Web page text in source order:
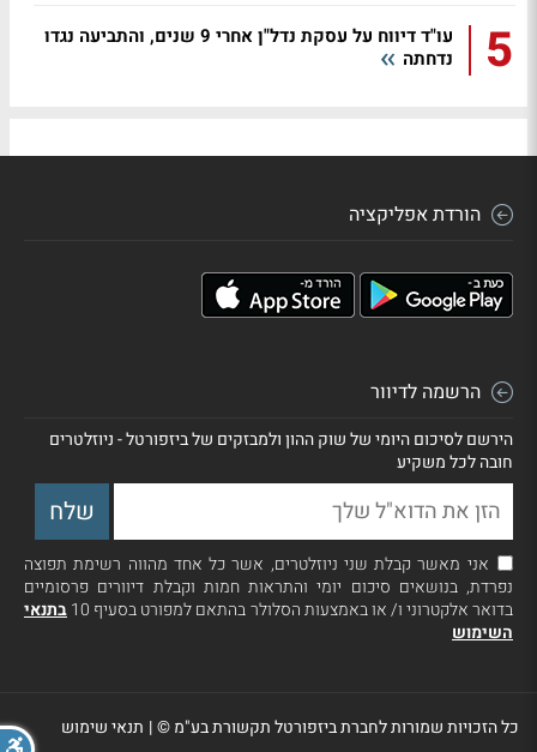
5
עו"ד דיווח על עסקת נדל"ן אחרי 9 שנים, והתביעה נגדו
נדחתה
הורדת אפליקציה
הרשמה לדיוור
הירשם לסיכום היומי של שוק ההון ולמבזקים של ביזפורטל - ניוזלטרים
חובה לכל משקיע
אני מאשר קבלת שני ניוזלטרים, אשר כל אחד מהווה רשימת תפוצה
נפרדת, בנושאים סיכום יומי והתראות חמות וקבלת דיוורים פרסומיים
בדואר אלקטרוני ו/ או באמצעות הסלולר בהתאם למפורט בסעיף 10
בתנאי
השימוש
כל הזכויות שמורות לחברת ביזפורטל תקשורת בע"מ ©| תנאי שימוש